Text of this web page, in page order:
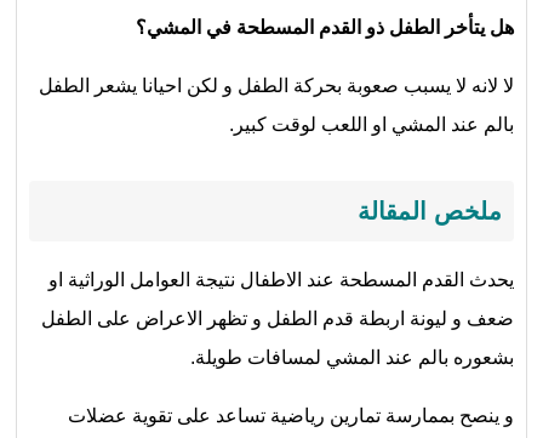
هل يتأخر الطفل ذو القدم المسطحة في المشي؟
لا لانه لا يسبب صعوبة بحركة الطفل و لكن احيانا يشعر الطفل
بالم عند المشي او اللعب لوقت كبير.
ملخص المقالة
يحدث القدم المسطحة عند الاطفال نتيجة العوامل الوراثية او
ضعف و ليونة اربطة قدم الطفل و تظهر الاعراض على الطفل
بشعوره بالم عند المشي لمسافات طويلة.
و ينصح بممارسة تمارين رياضية تساعد على تقوية عضلات